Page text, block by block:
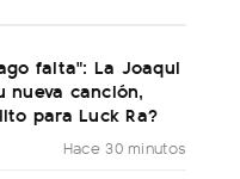
falta": La Joaqui
nueva canción,
para Luck Ra?
Hace 30 minutos